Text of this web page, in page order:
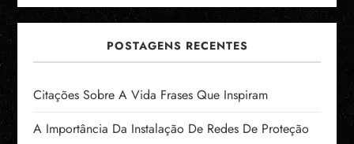
POSTAGENS RECENTES
Citações Sobre A Vida Frases Que Inspiram
A Importância Da Instalação De Redes De Proteção